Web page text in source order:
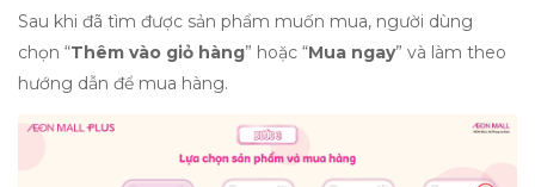
Sau khi đã tìm được sản phẩm muốn mua, người dùng
chọn “Thêm vào giỏ hàng” hoặc “Mua ngay” và làm theo
hướng dẫn để mua hàng.